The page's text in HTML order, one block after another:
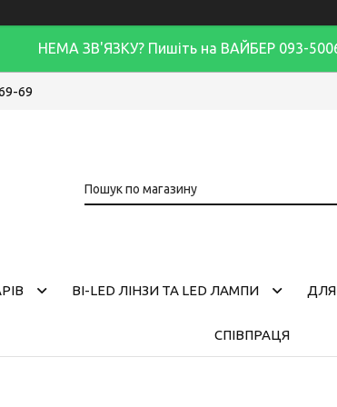
НЕМА ЗВ'ЯЗКУ? Пишіть на ВАЙБЕР 093-
69
BI-LED ЛІНЗИ ТА LED ЛАМПИ
СПІВПРАЦЯ